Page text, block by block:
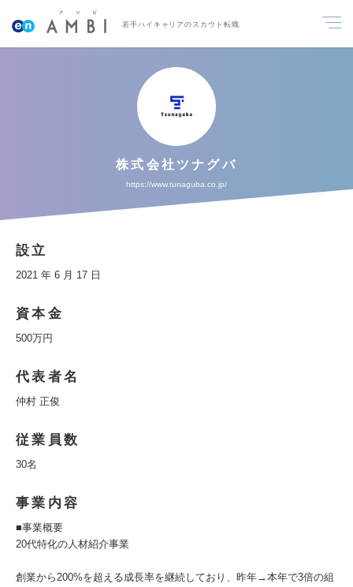
若手ハイキャリアのスカウト転職
株式会社ツナグバ
https://www.tunaguba.co.jp/
設立
2021 年 6 月 17 日
資本金
500万円
代表者名
仲村 正俊
従業員数
30名
事業内容
■事業概要
20代特化の人材紹介事業
創業から200%を超える成長率を継続しており、昨年→本年で3倍の組